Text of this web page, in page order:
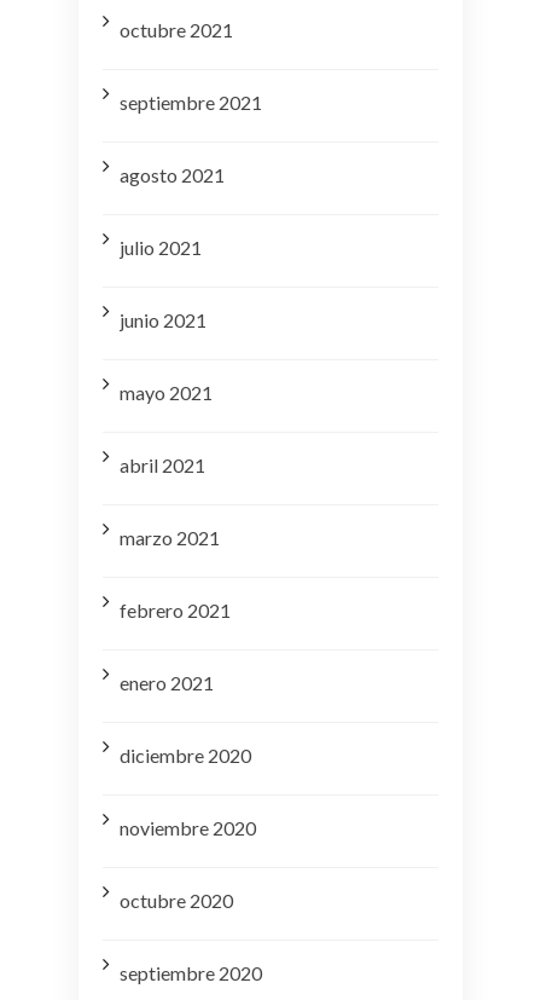
octubre 2021
septiembre 2021
agosto 2021
julio 2021
junio 2021
mayo 2021
abril 2021
marzo 2021
febrero 2021
enero 2021
diciembre 2020
noviembre 2020
octubre 2020
septiembre 2020